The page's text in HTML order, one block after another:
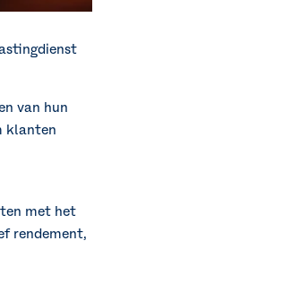
van hun
klanten
met het
rendement,